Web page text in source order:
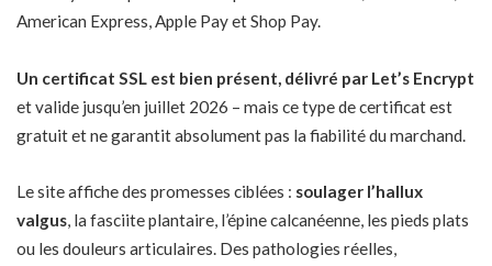
American Express, Apple Pay et Shop Pay.
Un certificat SSL est bien présent, délivré par Let’s Encrypt
et valide jusqu’en juillet 2026 – mais ce type de certificat est
gratuit et ne garantit absolument pas la fiabilité du marchand.
Le site affiche des promesses ciblées : soulager l’hallux
valgus, la fasciite plantaire, l’épine calcanéenne, les pieds plats
ou les douleurs articulaires. Des pathologies réelles,